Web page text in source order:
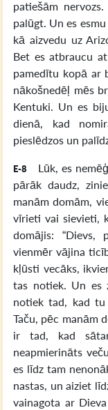
patiešām
palūgt. Un es
kā aizvedu uz
Bet es atbraucu
pamedītu kopā ar
nākošnedēļ mēs
Kentuki. Un es
dienā, kad
pieslēdzos un
E-8
Lūk, es
pārāk daudz,
manām domām,
vīrieti vai sievieti,
domājis: “Dievs,
vienmēr vājina
kļūsti vecāks,
tas notiek. Un es
notiek tad, kad
Taču, pēc manām
ir tad, kad
neapmierināts
es līdz tam
nastas, un aiziet
vainagota ar